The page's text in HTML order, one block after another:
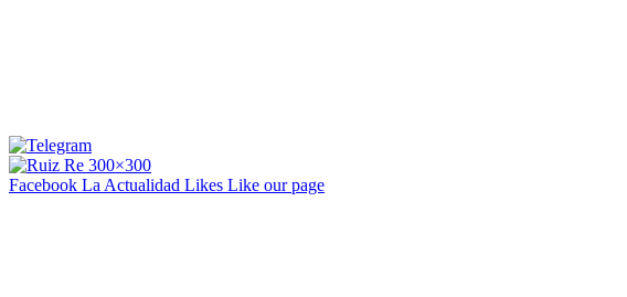
Facebook La Actualidad Likes Like our page